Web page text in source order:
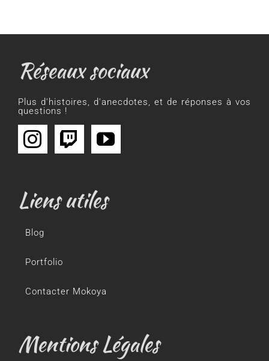
Réseaux sociaux
Plus d'histoires, d'anecdotes, et de réponses à vos
questions !
Liens utiles
Blog
Portfolio
Contacter Mokoya
Mentions Légales